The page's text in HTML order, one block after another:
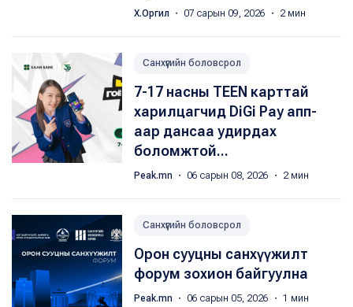
Х.Оргил ・ 07 сарын 09, 2026 ・ 2 мин
Санхүүгийн боловсрол
7-17 насны TEEN карттай
харилцагчид DiGi Pay апп-
аар дансаа удирдах
боломжтой...
Peak.mn ・ 06 сарын 08, 2026 ・ 2 мин
Санхүүгийн боловсрол
Орон сууцны санхүүжилт
форум зохион байгуулна
Peak.mn ・ 06 сарын 05, 2026 ・ 1 мин